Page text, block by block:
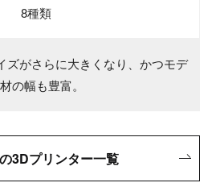
8種類
ズがさらに大きくなり、かつモデ
の幅も豊富。
3Dプリンター一覧